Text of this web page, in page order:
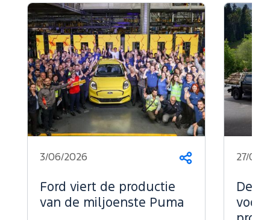
Deel
3/06/2026
Ford viert de productie
van de miljoenste Puma
27/05/
De
voor